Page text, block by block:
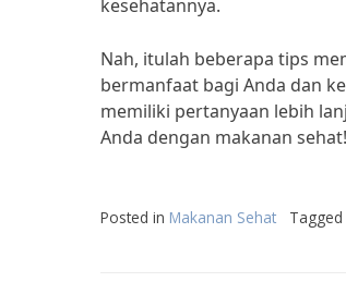
kesehatannya.
Nah, itulah beberapa tips
bermanfaat bagi Anda dan
memiliki pertanyaan lebih
Anda dengan makanan sehat!
Posted in Makanan Sehat Tagged